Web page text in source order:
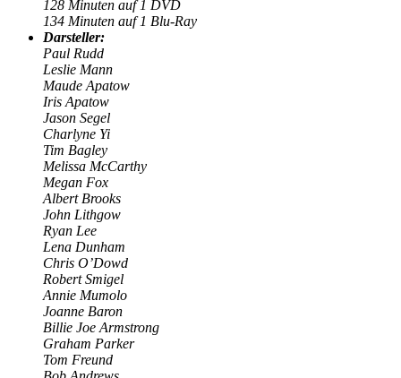
128 Minuten auf 1 DVD
134 Minuten auf 1 Blu-Ray
Darsteller:
Paul Rudd
Leslie Mann
Maude Apatow
Iris Apatow
Jason Segel
Charlyne Yi
Tim Bagley
Melissa McCarthy
Megan Fox
Albert Brooks
John Lithgow
Ryan Lee
Lena Dunham
Chris O’Dowd
Robert Smigel
Annie Mumolo
Joanne Baron
Billie Joe Armstrong
Graham Parker
Tom Freund